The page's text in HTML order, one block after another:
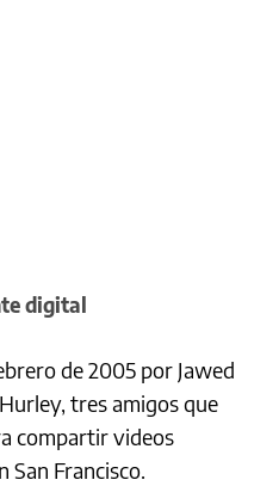
digital
de 2005 por Jawed
tres amigos que
compartir videos
San Francisco.